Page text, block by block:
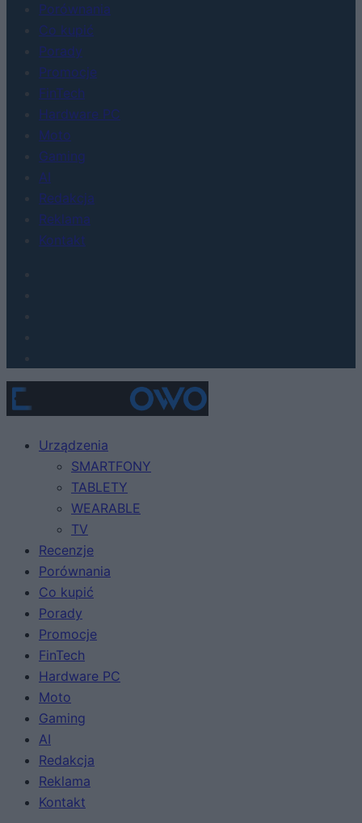
Porównania
Co kupić
Porady
Promocje
FinTech
Hardware PC
Moto
Gaming
AI
Redakcja
Reklama
Kontakt
Urządzenia
SMARTFONY
TABLETY
WEARABLE
TV
Recenzje
Porównania
Co kupić
Porady
Promocje
FinTech
Hardware PC
Moto
Gaming
AI
Redakcja
Reklama
Kontakt